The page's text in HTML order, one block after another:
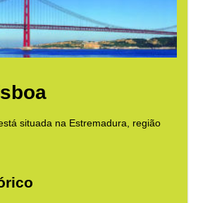
situada na Estremadura, região